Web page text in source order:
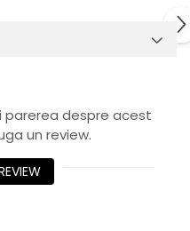
parerea despre acest
un review.